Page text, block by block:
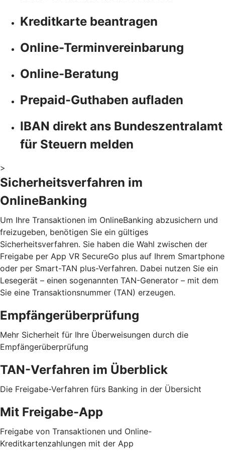
Kreditkarte beantragen
Online-Terminvereinbarung
Online-Beratung
Prepaid-Guthaben aufladen
IBAN direkt ans Bundeszentralamt
für Steuern melden
>
Sicherheitsverfahren im
OnlineBanking
Um Ihre Transaktionen im OnlineBanking abzusichern und
freizugeben, benötigen Sie ein gültiges
Sicherheitsverfahren. Sie haben die Wahl zwischen der
Freigabe per App VR SecureGo plus auf Ihrem Smartphone
oder per Smart-TAN plus-Verfahren. Dabei nutzen Sie ein
Lesegerät – einen sogenannten TAN-Generator – mit dem
Sie eine Transaktionsnummer (TAN) erzeugen.
Empfängerüberprüfung
Mehr Sicherheit für Ihre Überweisungen durch die
Empfängerüberprüfung
TAN-Verfahren im Überblick
Die Freigabe-Verfahren fürs Banking in der Übersicht
Mit Freigabe-App
Freigabe von Transaktionen und Online-
Kreditkartenzahlungen mit der App